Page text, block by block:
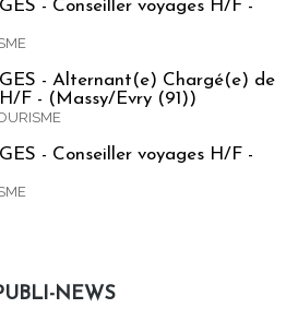
- Conseiller voyages H/F -
- Alternant(e) Chargé(e) de
F - (Massy/Evry (91))
- Conseiller voyages H/F -
NEWS